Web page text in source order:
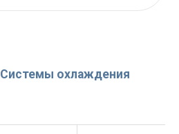
Системы охлаждения